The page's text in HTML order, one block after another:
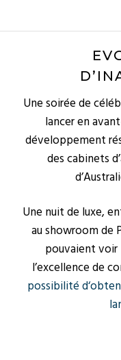
Une soirée de
lancer en
développement
des cabinets
Une nuit de luxe,
au showroom de
pouvaient voir
l’excellence de
possibilité